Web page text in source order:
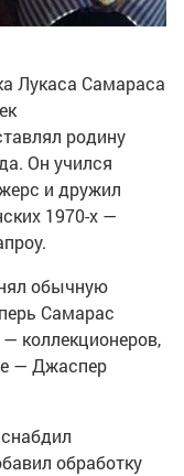
Лукаса Самараса
родину
Он учился
и дружил
1970-х —
обычную
Самарас
коллекционеров,
— Джаспер
обработку